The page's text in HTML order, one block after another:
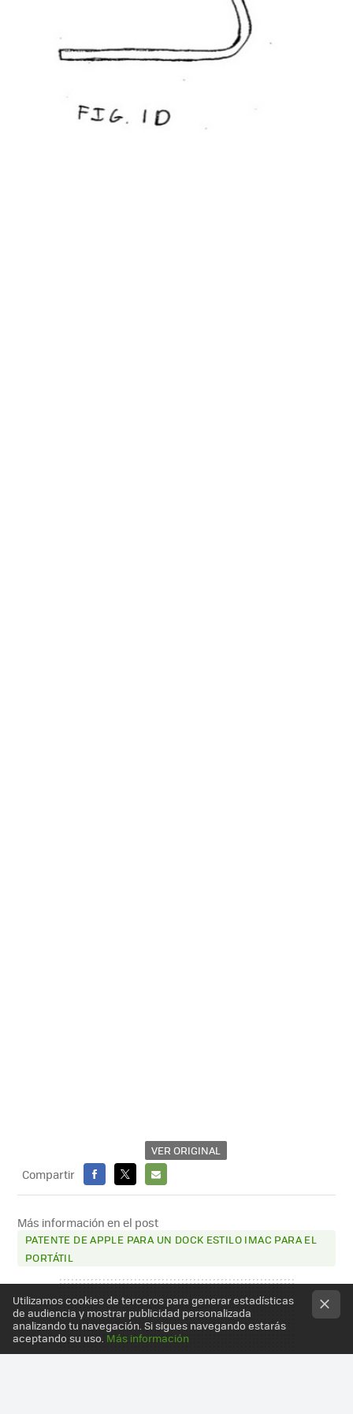
VER ORIGINAL
Compartir
FACEBOOK
X
E-
MAIL
Más información en el post
PATENTE DE APPLE PARA UN DOCK ESTILO IMAC PARA EL
PORTÁTIL
Utilizamos cookies de terceros para generar estadísticas
de audiencia y mostrar publicidad personalizada
analizando tu navegación. Si sigues navegando estarás
aceptando su uso. Más información